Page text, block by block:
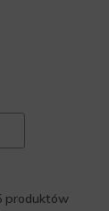
produktów